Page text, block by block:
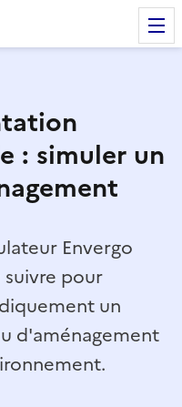
: simuler un
Envergo
pour
un
d'aménagement